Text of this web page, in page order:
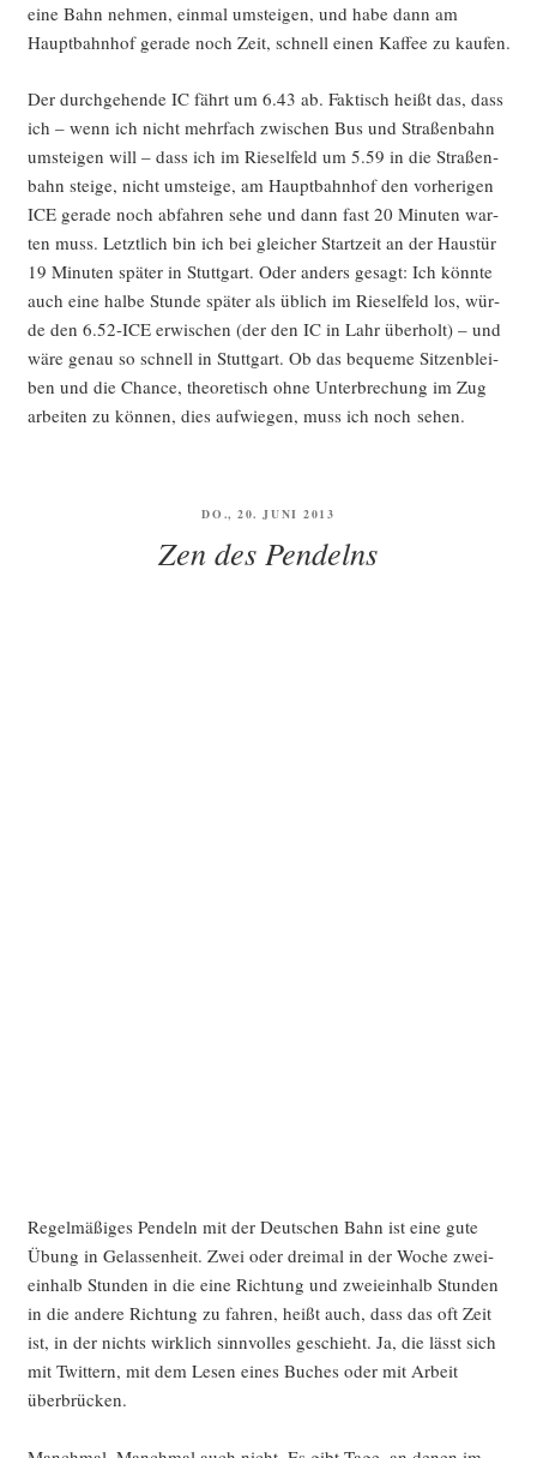
eine Bahn neh­men, ein­mal umstei­gen, und habe dann am
Haupt­bahn­hof gera­de noch Zeit, schnell einen Kaf­fee zu kaufen.
Der durch­ge­hen­de IC fährt um 6.43 ab. Fak­tisch heißt das, dass
ich – wenn ich nicht mehr­fach zwi­schen Bus und Stra­ßen­bahn
umstei­gen will – dass ich im Rie­sel­feld um 5.59 in die Stra­ßen­
bahn stei­ge, nicht umstei­ge, am Haupt­bahn­hof den vor­he­ri­gen
ICE gera­de noch abfah­ren sehe und dann fast 20 Minu­ten war­
ten muss. Letzt­lich bin ich bei glei­cher Start­zeit an der Haus­tür
19 Minu­ten spä­ter in Stutt­gart. Oder anders gesagt: Ich könn­te
auch eine hal­be Stun­de spä­ter als üblich im Rie­sel­feld los, wür­
de den 6.52-ICE erwi­schen (der den IC in Lahr über­holt) – und
wäre genau so schnell in Stutt­gart. Ob das beque­me Sit­zen­blei­
ben und die Chan­ce, theo­re­tisch ohne Unter­bre­chung im Zug
arbei­ten zu kön­nen, dies auf­wie­gen, muss ich noch sehen.
VERÖFFENTLICHT
DO., 20. JUNI 2013
Zen des Pendelns
Regel­mä­ßi­ges Pen­deln mit der Deut­schen Bahn ist eine gute
Übung in Gelas­sen­heit. Zwei oder drei­mal in der Woche zwei­
ein­halb Stun­den in die eine Rich­tung und zwei­ein­halb Stun­den
in die ande­re Rich­tung zu fah­ren, heißt auch, dass das oft Zeit
ist, in der nichts wirk­lich sinn­vol­les geschieht. Ja, die lässt sich
mit Twit­tern, mit dem Lesen eines Buches oder mit Arbeit
überbrücken.